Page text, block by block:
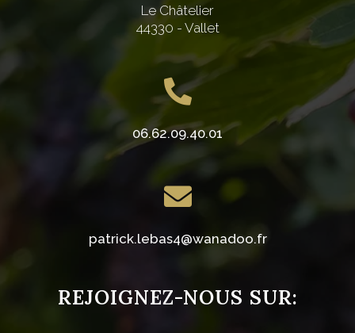
Le Châtelier
44330 - Vallet
06.62.09.40.01
patrick.lebas4@wanadoo.fr
REJOIGNEZ-NOUS SUR: